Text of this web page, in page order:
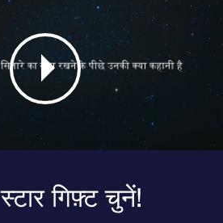
गिफ़्ट चुनें!